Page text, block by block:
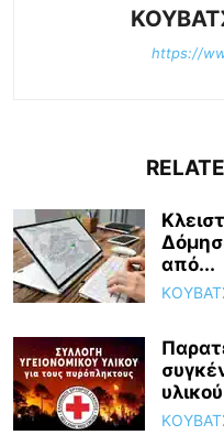
https://
από...